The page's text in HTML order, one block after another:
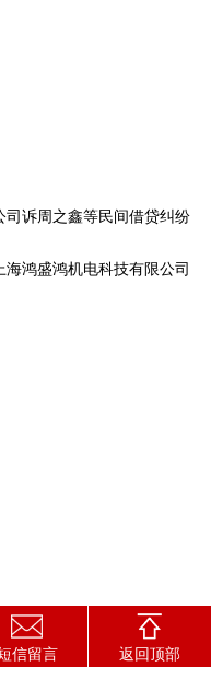
诉周之鑫等民间借贷纠纷
鸿盛鸿机电科技有限公司
信留言 返回顶部